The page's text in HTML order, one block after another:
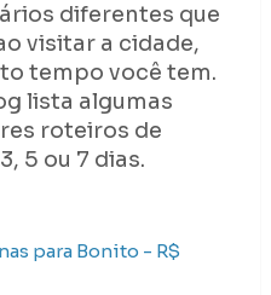
diferentes que
visitar a cidade,
tempo você tem.
lista algumas
roteiros de
5 ou 7 dias.
para Bonito - R$